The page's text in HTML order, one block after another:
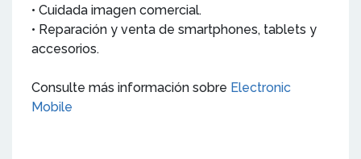
• Cuidada imagen comercial.
• Reparación y venta de smartphones, tablets y
accesorios.
Consulte más información sobre Electronic
Mobile